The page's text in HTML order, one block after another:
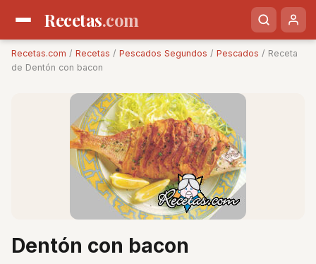
Recetas.com
Recetas.com / Recetas / Pescados Segundos / Pescados / Receta
de Dentón con bacon
Dentón con bacon